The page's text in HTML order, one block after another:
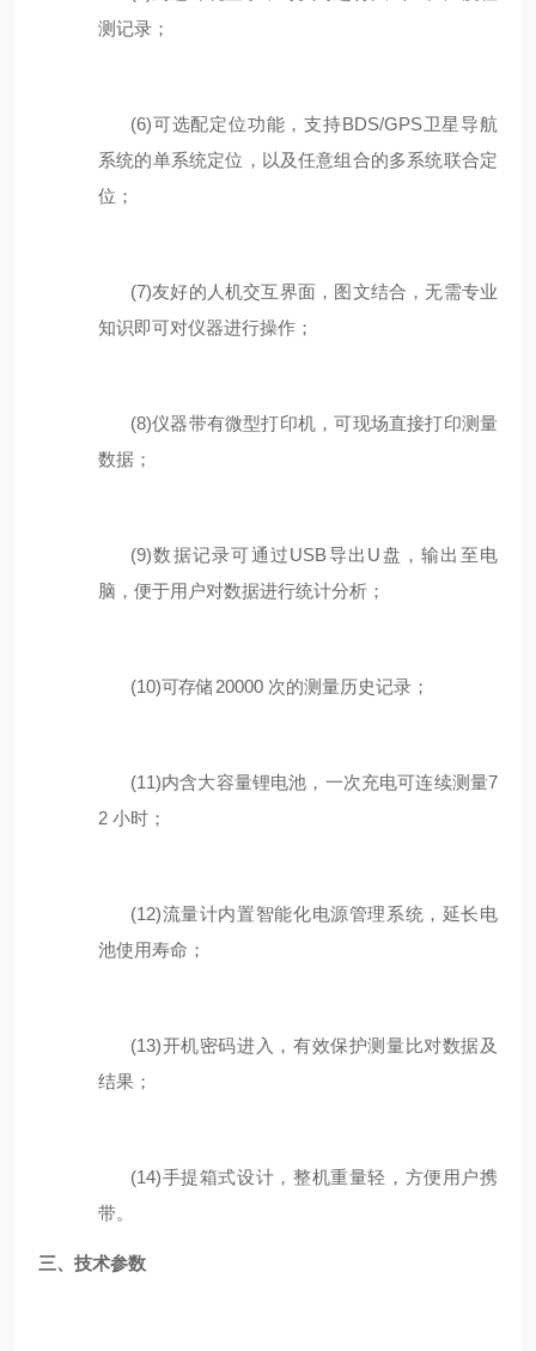
测记录；
(6)可选配定位功能，支持BDS/GPS卫星导航
系统的单系统定位，以及任意组合的多系统联合定
位 ；
(7)友好的人机交互界面，图文结合，无需专业
知识即可对仪器进行操作；
(8)仪器带有微型打印机，可现场直接打印测量
数据；
(9)数据记录可通过USB导出 U盘 ，输出至电
脑，便于用户对数据进行统计分析；
(10)可存储 20000 次的测量历史记录；
(11)内含大容量锂电池，一次充电可连续测量7
2 小时；
(12)流量计内置智能化电源管理系统，延长电
池使用寿命；
(13)开机密码进入，有效保护测量比对数据及
结果；
(14)手提箱式设计，整机重量轻，方便用户携
带。
三、 技术参数